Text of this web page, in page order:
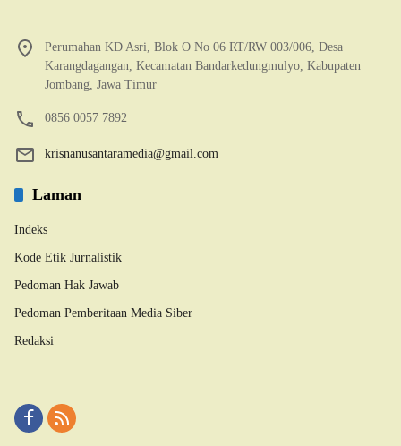
Perumahan KD Asri, Blok O No 06 RT/RW 003/006, Desa
Karangdagangan, Kecamatan Bandarkedungmulyo, Kabupaten
Jombang, Jawa Timur
0856 0057 7892
krisnanusantaramedia@gmail.com
Laman
Indeks
Kode Etik Jurnalistik
Pedoman Hak Jawab
Pedoman Pemberitaan Media Siber
Redaksi